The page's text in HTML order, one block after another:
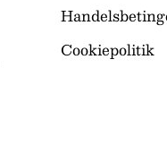
Cookiepolitik